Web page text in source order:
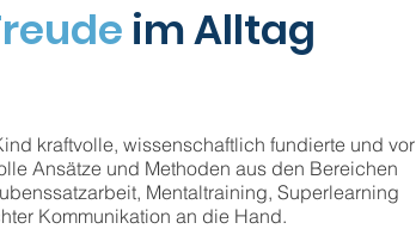
im Alltag
kraftvolle, wissenschaftlich fundierte und vor
Ansätze und Methoden aus den Bereichen
Mentaltraining, Superlearning
Kommunikation an die Hand.